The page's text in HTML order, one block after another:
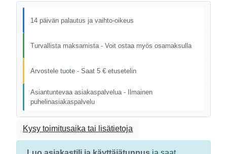
14 päivän palautus ja vaihto-oikeus
Turvallista maksamista - Voit ostaa myös osamaksulla
Arvostele tuote - Saat 5 € etusetelin
Asiantuntevaa asiakaspalvelua - Ilmainen
puhelinasiakaspalvelu
Kysy toimitusaika tai lisätietoja